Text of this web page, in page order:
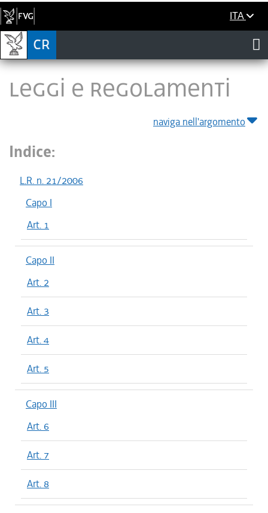
ITA
LEGGI E REGOLAMENTI
naviga nell'argomento
Indice:
L.R. n. 21/2006
Capo I
Art. 1
Capo II
Art. 2
Art. 3
Art. 4
Art. 5
Capo III
Art. 6
Art. 7
Art. 8